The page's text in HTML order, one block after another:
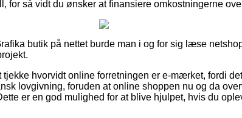
for så vidt du ønsker at finansiere omkostningerne
butik på nettet burde man i og for sig læse
hvorvidt online forretningen er e-mærket, fordi
lovgivning, foruden at online shoppen nu og da
er en god mulighed for at blive hjulpet, hvis du